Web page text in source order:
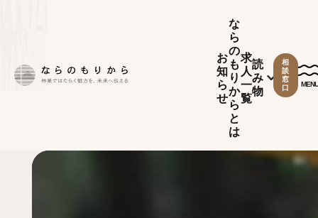
お
知
ら
せ
な
ら
の
も
り
か
ら
と
は
求
人
一
覧
読
み
物
相
談
窓
口
MENU